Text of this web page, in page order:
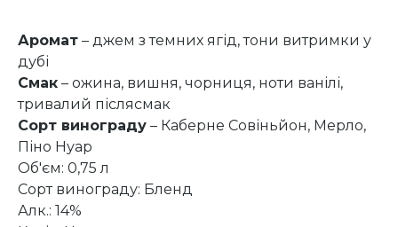
Аромат – джем з темних ягід, тони витримки у
дубі
Смак – ожина, вишня, чорниця, ноти ванілі,
тривалий післясмак
Сорт винограду – Каберне Совіньйон, Мерло,
Піно Нуар
Об'єм: 0,75 л
Сорт винограду: Бленд
Алк.: 14%